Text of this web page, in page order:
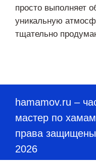
просто выполняет
уникальную
тщательно
hamamov.ru –
мастер по
права
2026